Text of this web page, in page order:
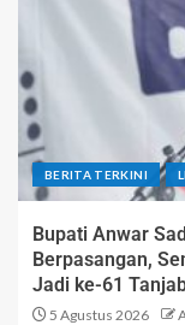
BERITA TERKINI
Bupati Anwar
Berpasangan,
Jadi ke-61
5 Agustus 2026